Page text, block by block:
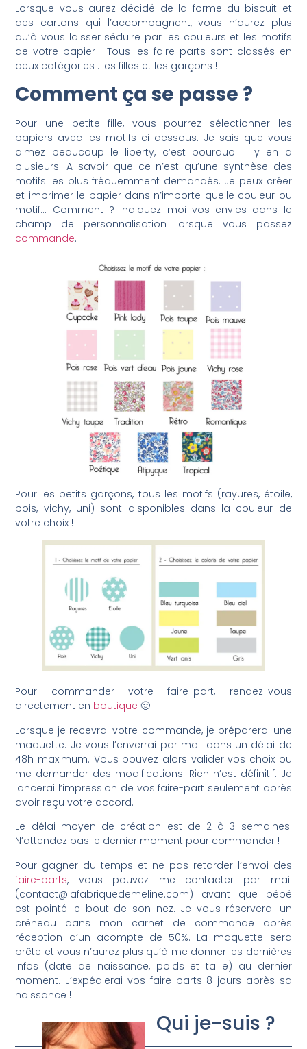
Lorsque vous aurez décidé de la forme du biscuit et
des cartons qui l’accompagnent, vous n’aurez plus
qu’à vous laisser séduire par les couleurs et les motifs
de votre papier ! Tous les faire-parts sont classés en
deux catégories : les filles et les garçons !
Comment ça se passe ?
Pour une petite fille, vous pourrez sélectionner les
papiers avec les motifs ci dessous. Je sais que vous
aimez beaucoup le liberty, c’est pourquoi il y en a
plusieurs. A savoir que ce n’est qu’une synthèse des
motifs les plus fréquemment demandés. Je peux créer
et imprimer le papier dans n’importe quelle couleur ou
motif… Comment ? Indiquez moi vos envies dans le
champ de personnalisation lorsque vous passez
commande.
Pour les petits garçons, tous les motifs (rayures, étoile,
pois, vichy, uni) sont disponibles dans la couleur de
votre choix !
Pour commander votre faire-part, rendez-vous
directement en boutique🙂
Lorsque je recevrai votre commande, je préparerai une
maquette. Je vous l’enverrai par mail dans un délai de
48h maximum. Vous pouvez alors valider vos choix ou
me demander des modifications. Rien n’est définitif. Je
lancerai l’impression de vos faire-part seulement après
avoir reçu votre accord.
Le délai moyen de création est de 2 à 3 semaines.
N’attendez pas le dernier moment pour commander !
Pour gagner du temps et ne pas retarder l’envoi des
faire-parts, vous pouvez me contacter par mail
(contact@lafabriquedemeline.com) avant que bébé
est pointé le bout de son nez. Je vous réserverai un
créneau dans mon carnet de commande après
réception d’un acompte de 50%. La maquette sera
prête et vous n’aurez plus qu’à me donner les dernières
infos (date de naissance, poids et taille) au dernier
moment. J’expédierai vos faire-parts 8 jours après sa
naissance !
Qui je-suis ?